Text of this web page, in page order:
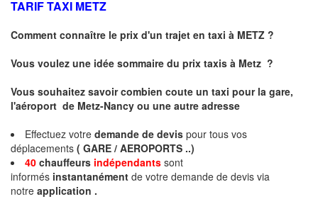
TARIF TAXI METZ
Comment connaître le prix d'un trajet en taxi à METZ ?
Vous voulez une idée sommaire du prix taxis à Metz ?
Vous souhaitez savoir combien coute un taxi pour la gare,
l'aéroport de Metz-Nancy ou une autre adresse
Effectuez votre demande de devis pour tous vos
déplacements ( GARE / AEROPORTS ..)
40 chauffeurs indépendants sont
informés instantanément de votre demande de devis via
notre application .